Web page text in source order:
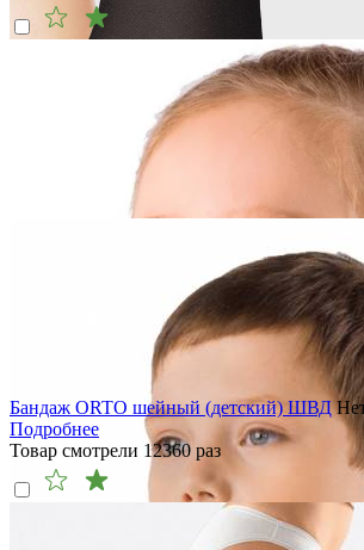
Бандаж ORTO шейный (детский) ШВД
Подробнее
Товар смотрели 12360 раз